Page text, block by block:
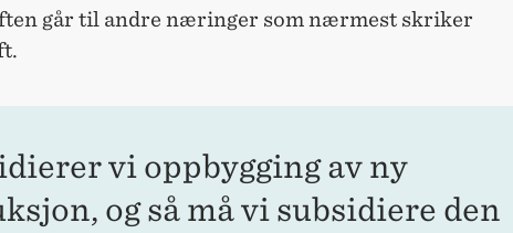
går til andre næringer som nærmest skriker
vi oppbygging av ny
og så må vi subsidiere den